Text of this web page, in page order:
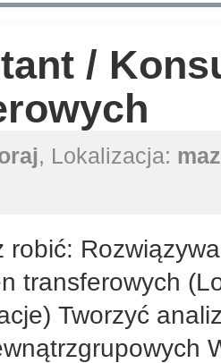
/
, Lokalizacja:
robić:
transferowych
Tworzyć